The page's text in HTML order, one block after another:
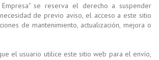
se reserva el derecho a suspender
de previo aviso, el acceso a este sitio
de mantenimiento, actualización, mejora o
el usuario utilice este sitio web para el envío,